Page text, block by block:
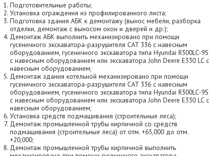
Подготовительные работы;
Установка ограждения из профилированного листа;
Подготовка здания АБК к демонтажу (вынос мебели, разборка
отделки, демонтаж с выносом окон и дверей и др.);
Демонтаж АБК выполнить механизировано при помощи
гусеничного экскаватора-разрушителя CAT 336 с навесным
оборудованием, гусеничного экскаватора типа Hyundai R300LC-9S
с навесным оборудованием или экскаватора John Deere E330 LC с
навесным оборудованием;
Демонтаж здания котельной механизировано при помощи
гусеничного экскаватора-разрушителя CAT 336 с навесным
оборудованием, гусеничного экскаватора типа Hyundai R300LC-9S
с навесным оборудованием или экскаватора John Deere E330 LC с
навесным оборудованием;
Установка средств подмащивания (строительные леса);
Демонтаж промышленной трубы кирпичной со средств
подмащивания (строительные леса) от отм. +65,000 до отм.
+20,000;
Демонтаж промышленной трубы кирпичной выполнить